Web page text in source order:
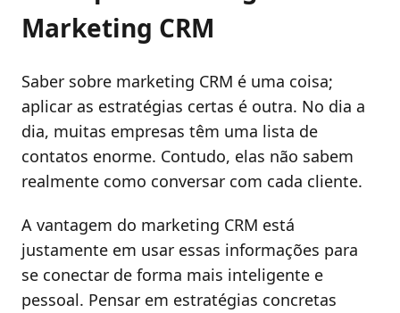
Marketing CRM
Saber sobre marketing CRM é uma coisa;
aplicar as estratégias certas é outra. No dia a
dia, muitas empresas têm uma lista de
contatos enorme. Contudo, elas não sabem
realmente como conversar com cada cliente.
A vantagem do marketing CRM está
justamente em usar essas informações para
se conectar de forma mais inteligente e
pessoal. Pensar em estratégias concretas